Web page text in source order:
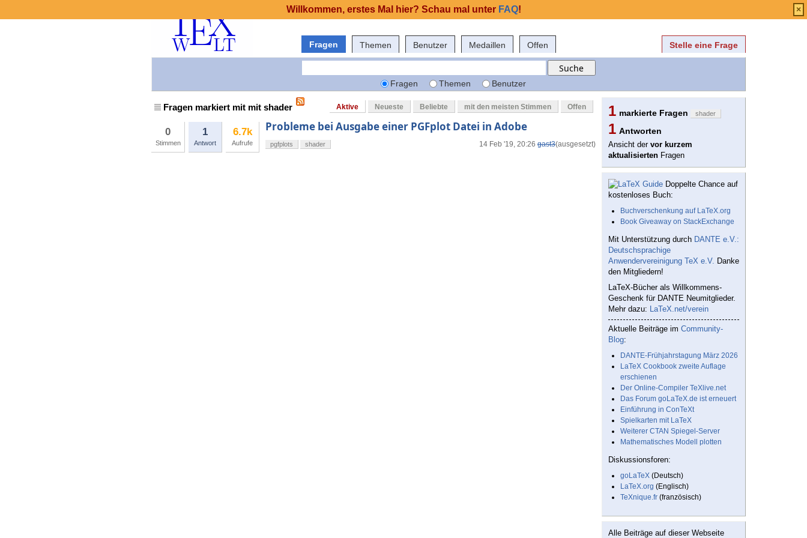
Fragen Themen Benutzer Medaillen Offen Stelle eine Frage
Fragen Themen Benutzer
Fragen markiert mit mit shader Aktive Neueste Beliebte mit den meisten Stimmen Offen
0
Stimmen
1
Antwort
6.7k
Aufrufe
Probleme bei Ausgabe einer PGFplot Datei in Adobe
14 Feb '19, 20:26 gast3(ausgesetzt)
pgfplots shader
1 markierte Fragen shader
1 Antworten
Ansicht der vor kurzem
aktualisierten Fragen
Doppelte Chance auf
kostenloses Buch:
Buchverschenkung auf LaTeX.org
Book Giveaway on StackExchange
Mit Unterstützung durch DANTE e.V.:
Deutschsprachige
Anwendervereinigung TeX e.V. Danke
den Mitgliedern!
LaTeX-Bücher als Willkommens-
Geschenk für DANTE Neumitglieder.
Mehr dazu: LaTeX.net/verein
Aktuelle Beiträge im Community-
Blog:
DANTE-Frühjahrstagung März 2026
LaTeX Cookbook zweite Auflage
erschienen
Der Online-Compiler TeXlive.net
Das Forum goLaTeX.de ist erneuert
Einführung in ConTeXt
Spielkarten mit LaTeX
Weiterer CTAN Spiegel-Server
Mathematisches Modell plotten
Diskussionsforen:
goLaTeX (Deutsch)
LaTeX.org (Englisch)
TeXnique.fr (französisch)
Alle Beiträge auf dieser Webseite
Willkommen, erstes Mal hier? Schau mal unter FAQ! ×